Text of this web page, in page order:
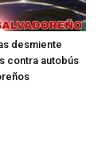
desmiente
contra autobús